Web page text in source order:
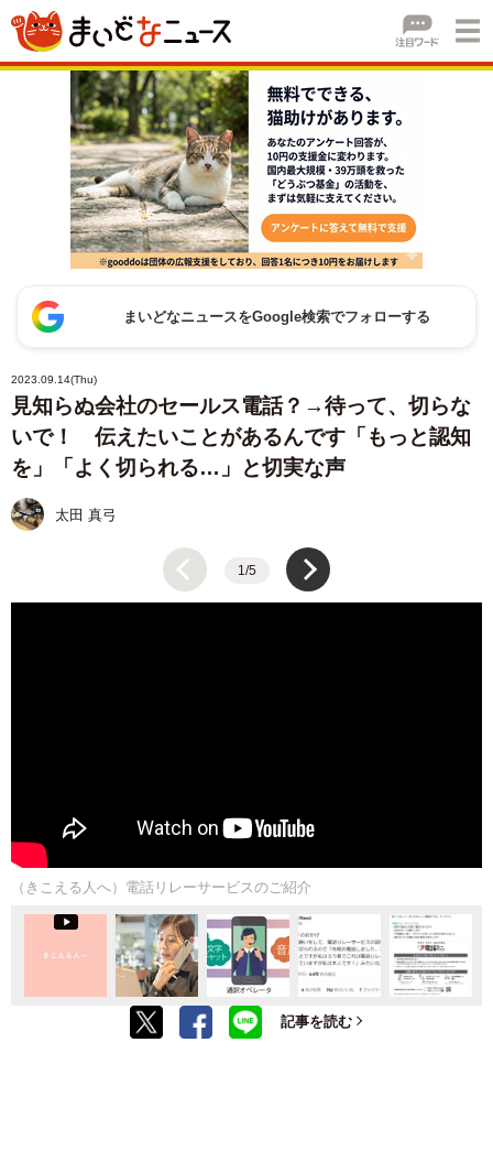
まいどなニュースをGoogle検索でフォローする
2023.09.14(Thu)
見知らぬ会社のセールス電話？→待って、切らな
いで！ 伝えたいことがあるんです「もっと認知
を」「よく切られる…」と切実な声
太田 真弓
1/5
（きこえる人へ）電話リレーサービスのご紹介
記事を読む